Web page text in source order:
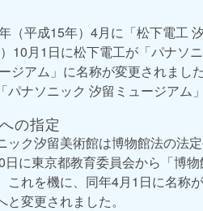
（平成15年）4月に「松下電工
10月1日に松下電工が「パナソ
ジアム」に名称が変更されま
パナソニック 汐留ミュージアム
の指定
ック汐留美術館は博物館法の法
日に東京都教育委員会から「博
これを機に、同年4月1日に名称
変更されました。